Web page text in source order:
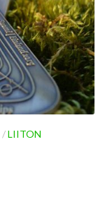
/LIITON